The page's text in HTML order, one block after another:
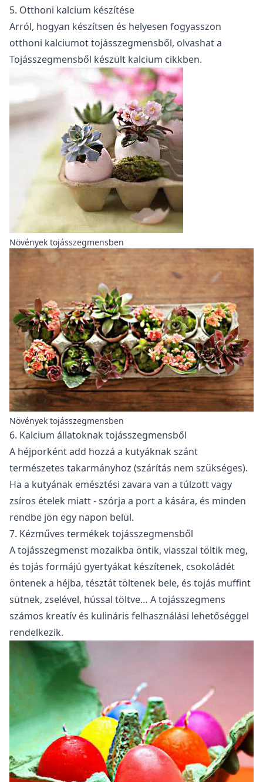
5. Otthoni kalcium készítése
Arról, hogyan készítsen és helyesen fogyasszon
otthoni kalciumot tojásszegmensből, olvashat a
Tojásszegmensből készült kalcium cikkben.
Növények tojásszegmensben
Növények tojásszegmensben
6. Kalcium állatoknak tojásszegmensből
A héjporként add hozzá a kutyáknak szánt
természetes takarmányhoz (szárítás nem szükséges).
Ha a kutyának emésztési zavara van a túlzott vagy
zsíros ételek miatt - szórja a port a kására, és minden
rendbe jön egy napon belül.
7. Kézműves termékek tojásszegmensből
A tojásszegmenst mozaikba öntik, viasszal töltik meg,
és tojás formájú gyertyákat készítenek, csokoládét
öntenek a héjba, tésztát töltenek bele, és tojás muffint
sütnek, zselével, hússal töltve… A tojásszegmens
számos kreatív és kulináris felhasználási lehetőséggel
rendelkezik.